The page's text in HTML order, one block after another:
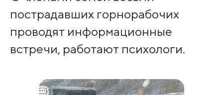
пострадавших горнорабочих
проводят информационные
встречи, работают психологи.